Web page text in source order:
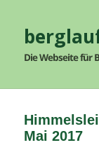
Die Webseite für
Mai 2017